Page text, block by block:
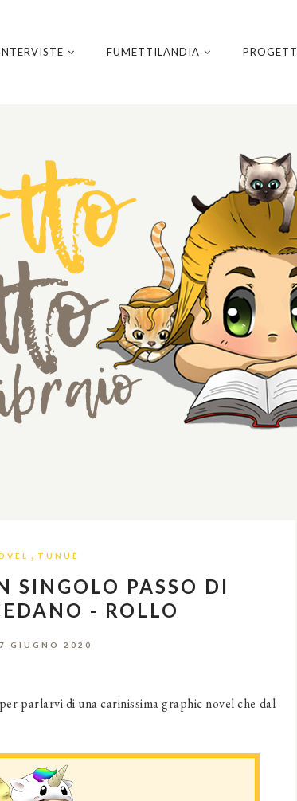
FUMETTILANDIA
, TUNUÈ
SINGOLO PASSO DI
- ROLLO
GIUGNO 2020
parlarvi di una carinissima graphic novel che dal